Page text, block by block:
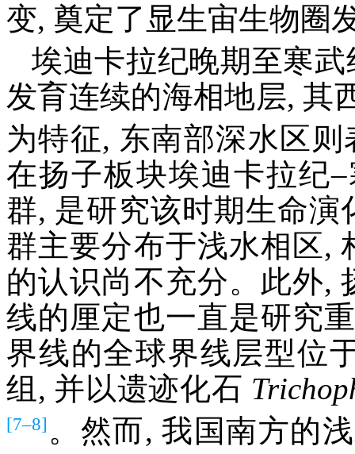
变, 奠定了显生宙生物圈
埃迪卡拉纪晚期至寒
发育连续的海相地层, 其
为特征, 东南部深水区
在扬子板块埃迪卡拉纪
群, 是研究该时期生命
群主要分布于浅水相区,
的认识尚不充分。此外,
线的厘定也一直是研究
界线的全球界线层型位
组, 并以遗迹化石
[7–8] 。然而, 我国南方的